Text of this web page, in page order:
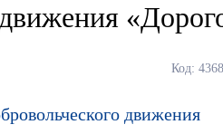
Код:
движения